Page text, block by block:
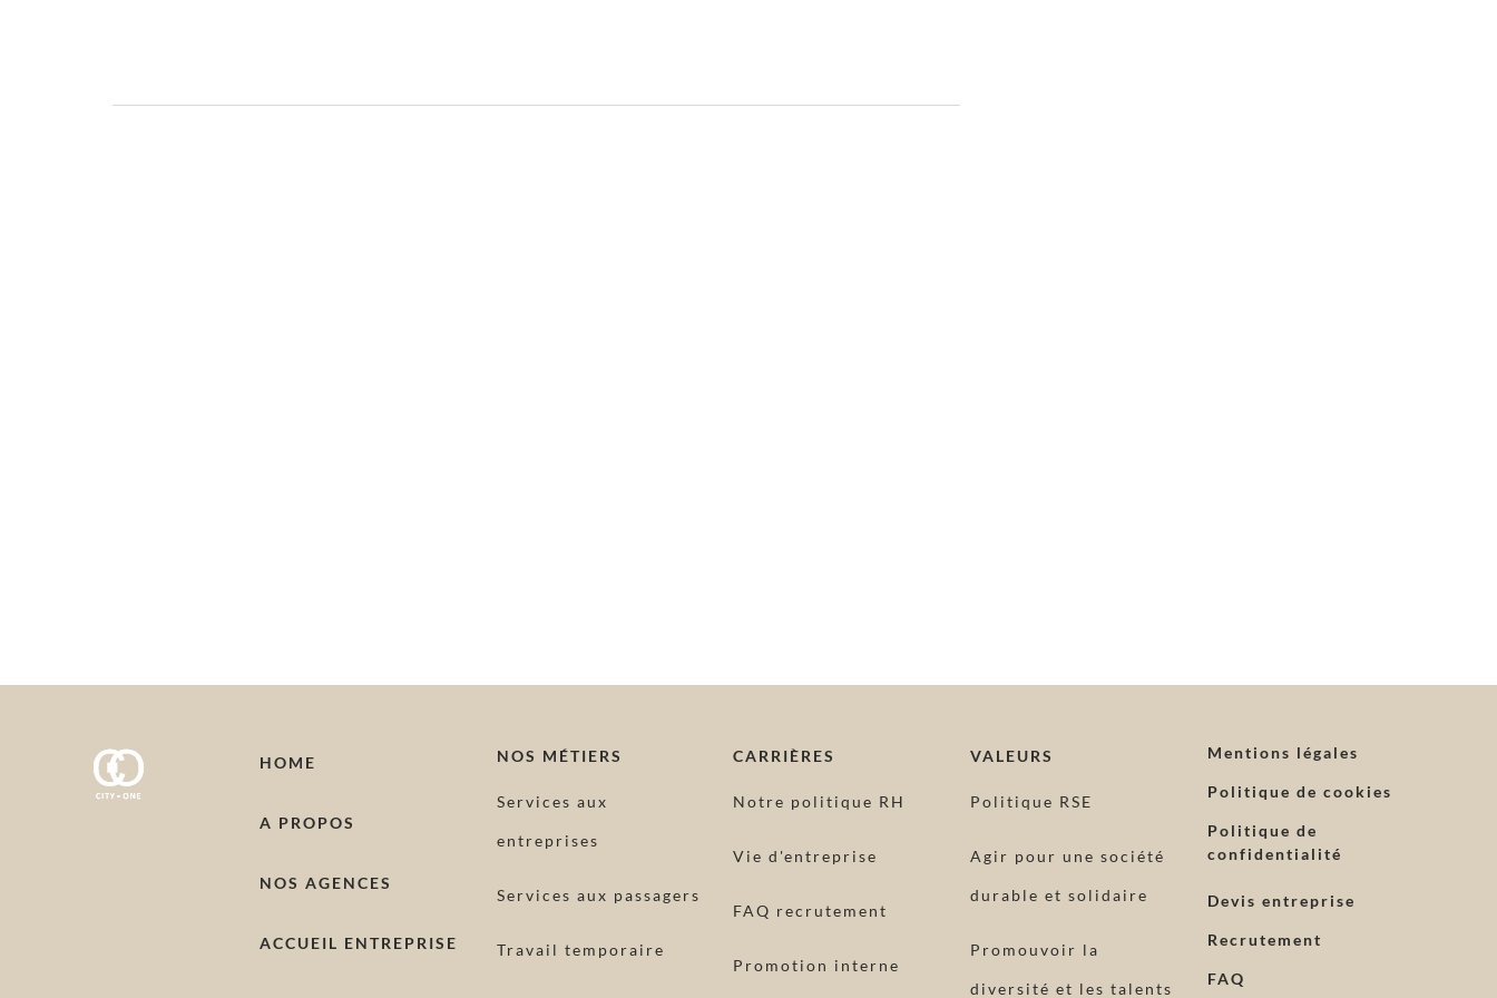
HOME
A PROPOS
NOS AGENCES
ACCUEIL ENTREPRISE
NOS MÉTIERS
Services aux
entreprises
Services aux passagers
Travail temporaire
CARRIÈRES
Notre politique RH
Vie d'entreprise
FAQ recrutement
Promotion interne
VALEURS
Politique RSE
Agir pour une société
durable et solidaire
Promouvoir la
diversité et les talents
Mentions légales
Politique de cookies
Politique de
confidentialité
Devis entreprise
Recrutement
FAQ